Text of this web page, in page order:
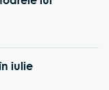
iulie